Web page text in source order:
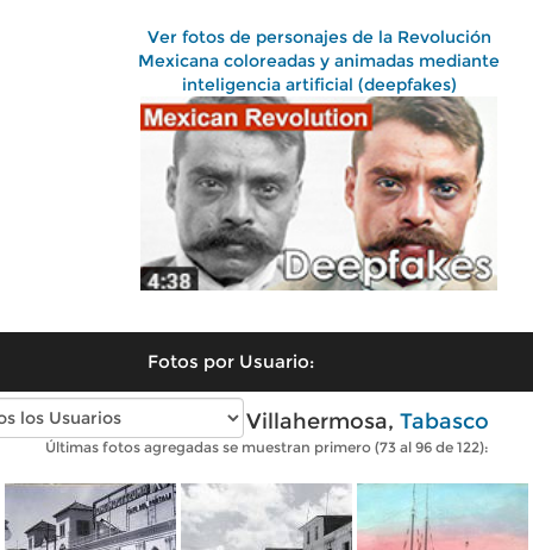
Ver fotos de personajes de la Revolución
Mexicana coloreadas y animadas mediante
inteligencia artificial (deepfakes)
Fotos por Usuario:
Fotos antiguas de Villahermosa, Tabasco
Últimas fotos agregadas se muestran primero (73 al 96 de 122):